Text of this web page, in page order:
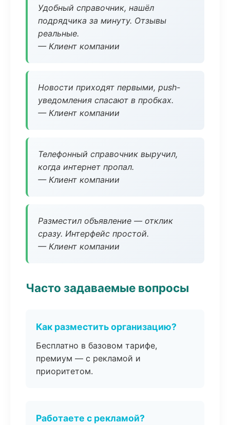
Удобный справочник, нашёл
подрядчика за минуту. Отзывы
реальные.
— Клиент компании
Новости приходят первыми, push-
уведомления спасают в пробках.
— Клиент компании
Телефонный справочник выручил,
когда интернет пропал.
— Клиент компании
Разместил объявление — отклик
сразу. Интерфейс простой.
— Клиент компании
Часто задаваемые вопросы
Как разместить организацию?
Бесплатно в базовом тарифе,
премиум — с рекламой и
приоритетом.
Работаете с рекламой?